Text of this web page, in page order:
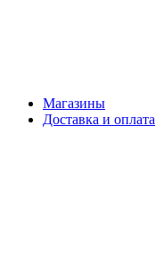
Магазины
Доставка и оплата